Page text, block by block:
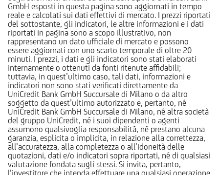
GmbH esposti in questa pagina sono aggiornati in tempo
reale e calcolati sui dati effettivi di mercato. I prezzi riportati
del sottostante, gli indicatori, le altre informazioni e i dati
riportati in pagina sono a scopo illustrativo, non
rappresentano un dato ufficiale di mercato e possono
essere aggiornati con uno scarto temporale di oltre 20
minuti. I prezzi, i dati e gli indicatori sono stati elaborati
internamente o ottenuti da fonti ritenute affidabili;
tuttavia, in quest’ultimo caso, tali dati, informazioni e
indicatori non sono stati verificati direttamente da
UniCredit Bank GmbH Succursale di Milano o da altro
soggetto da quest’ultimo autorizzato e, pertanto, né
UniCredit Bank GmbH Succursale di Milano, né altra società
del gruppo UniCredit, né i suoi dipendenti o agenti
assumono qualsivoglia responsabilità, né prestano alcuna
garanzia, esplicita o implicita, in relazione alla correttezza,
all’accuratezza, alla completezza o all’idoneità delle
quotazioni, dati e/o indicatori sopra riportati, né di qualsiasi
valutazione fondata sugli stessi. Si invita, pertanto,
l’investitore che intenda effettuare una qualsiasi operazione